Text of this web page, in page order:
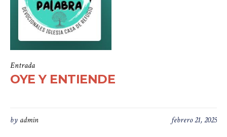
Entrada
OYE Y ENTIENDE
febrero 21, 2025
by admin